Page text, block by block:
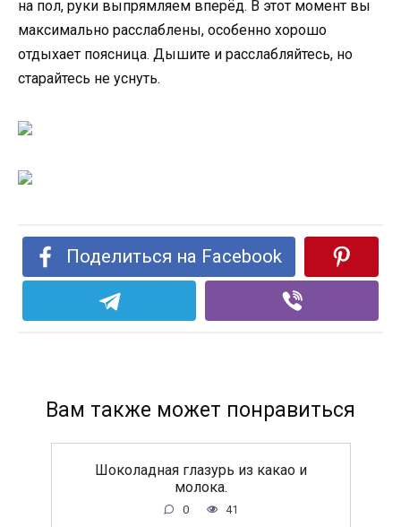
на пол, руки выпрямляем вперёд. В этот момент вы
максимально расслаблены, особенно хорошо
отдыхает поясница. Дышите и расслабляйтесь, но
старайтесь не уснуть.
Поделиться на Facebook
Вам также может понравиться
Шоколадная глазурь из какао и
молока.
0 41